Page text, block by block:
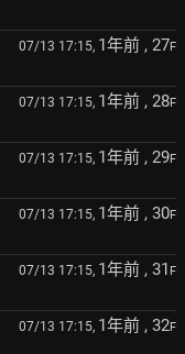
07/13 17:15, 1年前 , 27F
07/13 17:15, 1年前 , 28F
07/13 17:15, 1年前 , 29F
07/13 17:15, 1年前 , 30F
07/13 17:15, 1年前 , 31 F
07/13 17:15, 1年前 , 32F